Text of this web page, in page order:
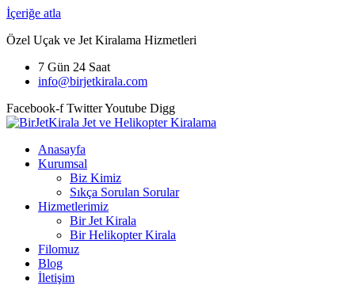
İçeriğe atla
Özel Uçak ve Jet Kiralama Hizmetleri
7 Gün 24 Saat
info@birjetkirala.com
Facebook-f TwitterYoutube Digg
Anasayfa
Kurumsal
Biz Kimiz
Sıkça Sorulan Sorular
Hizmetlerimiz
Bir Jet Kirala
Bir Helikopter Kirala
Filomuz
Blog
İletişim